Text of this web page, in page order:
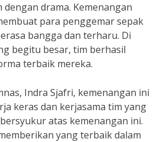
drama. Kemenangan
para penggemar sepak
bangga dan terharu. Di
begitu besar, tim berhasil
terbaik mereka.
Indra Sjafri, kemenangan ini
keras dan kerjasama tim yang
atas kemenangan ini.
yang terbaik dalam